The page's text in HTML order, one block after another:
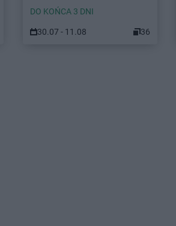
DO KOŃCA 3 DNI
30.07 - 11.08 36